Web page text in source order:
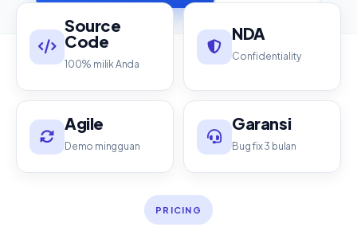
Source
Code
100% milik Anda
NDA
Confidentiality
Agile
Demo mingguan
Garansi
Bug fix 3 bulan
PRICING